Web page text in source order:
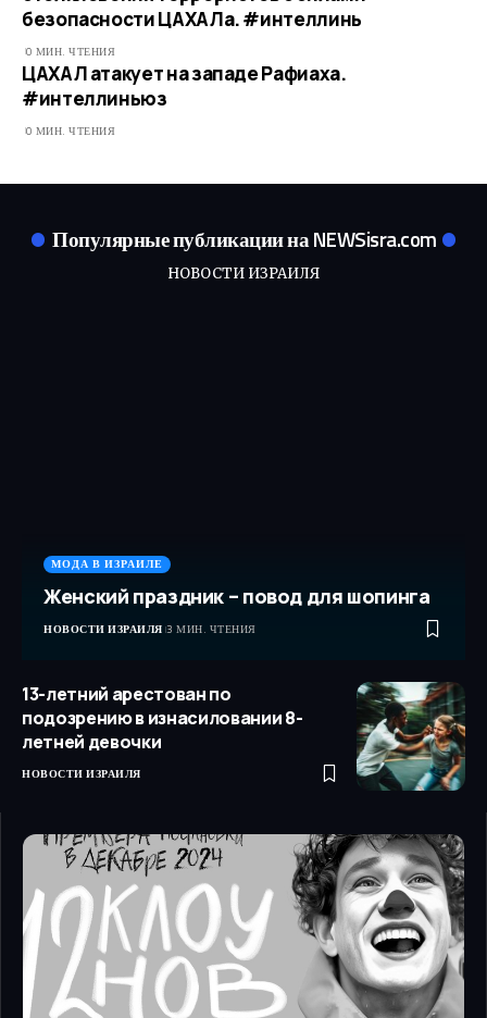
безопасности ЦАХАЛа. #интеллинь
0 МИН. ЧТЕНИЯ
ЦАХАЛ атакует на западе Рафиаха.
#интеллиньюз
0 МИН. ЧТЕНИЯ
Популярные публикации на NEWSisra.com
НОВОСТИ ИЗРАИЛЯ
МОДА В ИЗРАИЛЕ
Женский праздник – повод для шопинга
НОВОСТИ ИЗРАИЛЯ 3 МИН. ЧТЕНИЯ
13-летний арестован по
подозрению в изнасиловании 8-
летней девочки
НОВОСТИ ИЗРАИЛЯ